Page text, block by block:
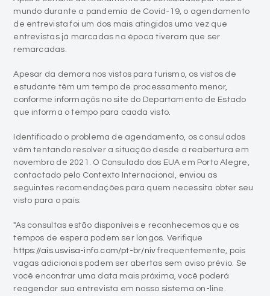
mundo durante a pandemia de Covid-19, o agendamento
de entrevista foi um dos mais atingidos uma vez que
entrevistas já marcadas na época tiveram que ser
remarcadas.
Apesar da demora nos vistos para turismo, os vistos de
estudante têm um tempo de processamento menor,
conforme informaçõs no site do Departamento de Estado
que informa o tempo para caada visto.
Identificado o problema de agendamento, os consulados
vêm tentando resolver a situação desde a reabertura em
novembro de 2021. O Consulado dos EUA em Porto Alegre,
contactado pelo Contexto Internacional, enviou as
seguintes recomendações para quem necessita obter seu
visto para o país:
"As consultas estão disponíveis e reconhecemos que os
tempos de espera podem ser longos. Verifique
https://ais.usvisa-info.com/pt-br/nivfrequentemente, pois
vagas adicionais podem ser abertas sem aviso prévio. Se
você encontrar uma data mais próxima, você poderá
reagendar sua entrevista em nosso sistema on-line.